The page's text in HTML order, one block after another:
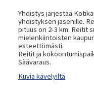
Yhdistys järjestää
yhdistyksen jäsenille.
pituus on 2-3 km. Reitit
mielenkiintoisten
esteettömästi.
Reitit ja
Säävaraus.
Kuvia kävelyiltä